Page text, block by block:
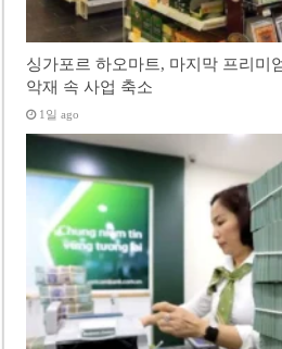
싱가포르 하오마트, 마지막 프리미
악재 속 사업 축소
1일 ago